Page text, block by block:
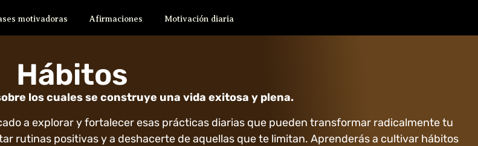
motivadoras Afirmaciones Motivación diaria
Hábitos
los cuales se construye una vida exitosa y plena.
a explorar y fortalecer esas prácticas diarias que pueden transformar radicalmente tu
rutinas positivas y a deshacerte de aquellas que te limitan. Aprenderás a cultivar hábitos